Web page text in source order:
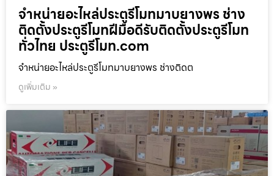
จำหน่ายอะไหล่ประตูรีโมทมาบยางพร ช่าง
ติดตั้งประตูรีโมทฝีมือดีรับติดตั้งประตูรีโมท
ทั่วไทย ประตูรีโมท.com
จำหน่ายอะไหล่ประตูรีโมทมาบยางพร ช่างติดต
ดูเพิ่มเติม »